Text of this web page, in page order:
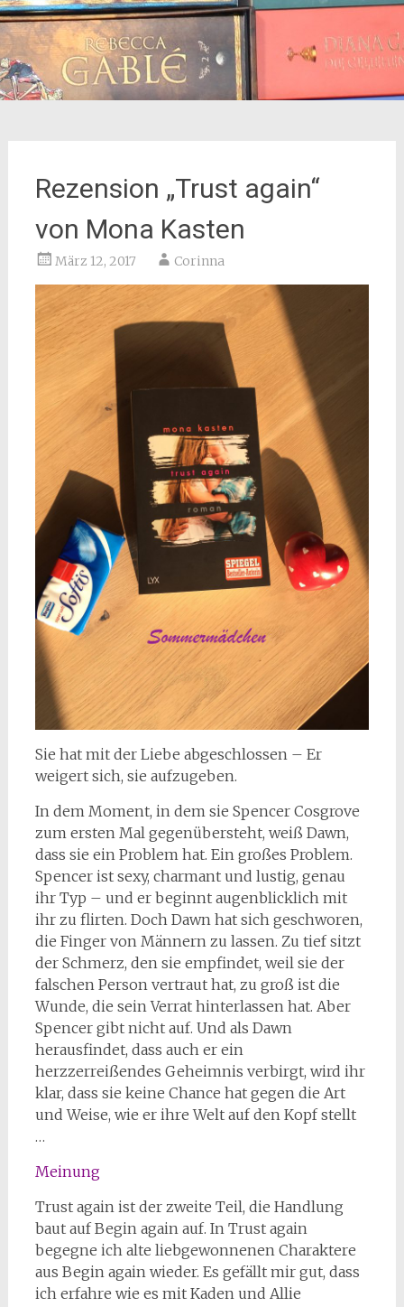
Rezension „Trust again“
von Mona Kasten
März 12, 2017 Corinna
Sie hat mit der Liebe abgeschlossen – Er
weigert sich, sie aufzugeben.
In dem Moment, in dem sie Spencer Cosgrove
zum ersten Mal gegenübersteht, weiß Dawn,
dass sie ein Problem hat. Ein großes Problem.
Spencer ist sexy, charmant und lustig, genau
ihr Typ – und er beginnt augenblicklich mit
ihr zu flirten. Doch Dawn hat sich geschworen,
die Finger von Männern zu lassen. Zu tief sitzt
der Schmerz, den sie empfindet, weil sie der
falschen Person vertraut hat, zu groß ist die
Wunde, die sein Verrat hinterlassen hat. Aber
Spencer gibt nicht auf. Und als Dawn
herausfindet, dass auch er ein
herzzerreißendes Geheimnis verbirgt, wird ihr
klar, dass sie keine Chance hat gegen die Art
und Weise, wie er ihre Welt auf den Kopf stellt
…
Meinung
Trust again ist der zweite Teil, die Handlung
baut auf Begin again auf. In Trust again
begegne ich alte liebgewonnenen Charaktere
aus Begin again wieder. Es gefällt mir gut, dass
ich erfahre wie es mit Kaden und Allie